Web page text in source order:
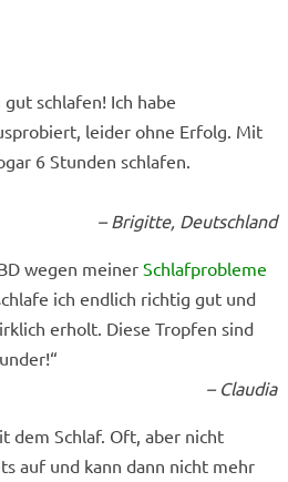
gut schlafen! Ich habe
leider ohne Erfolg. Mit
6 Stunden schlafen.
– Brigitte, Deutschland
wegen meiner Schlafprobleme
ich endlich richtig gut und
erholt. Diese Tropfen sind
– Claudia
dem Schlaf. Oft, aber nicht
auf und kann dann nicht mehr